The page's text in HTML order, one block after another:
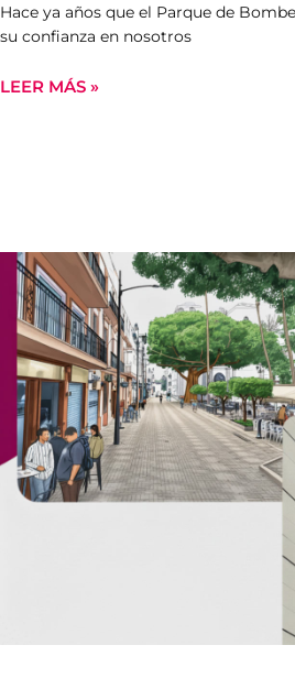
Hace ya años que el Parque de
su confianza en nosotros
LEER MÁS »